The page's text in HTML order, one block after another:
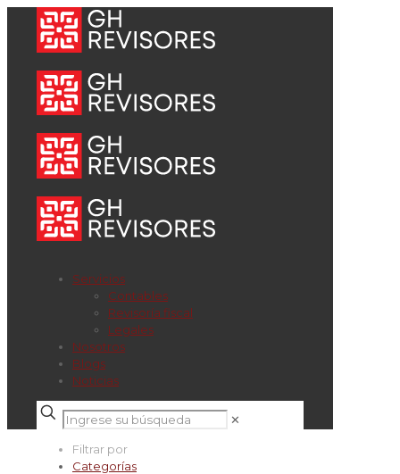
Servicios
Contables
Revisoría fiscal
Legales
Nosotros
Blogs
Noticias
✕
Filtrar por
Categorías